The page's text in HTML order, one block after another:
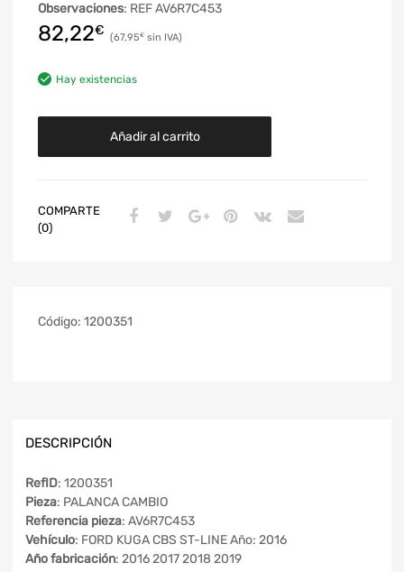
Observaciones: REF AV6R7C453
82,22€ 67,95€
Hay existencias
Añadir al carrito
COMPARTE
(0)
Código: 1200351
DESCRIPCIÓN
RefID: 1200351
Pieza: PALANCA CAMBIO
Referencia pieza: AV6R7C453
Vehículo: FORD KUGA CBS ST-LINE Año: 2016
Año fabricación: 2016 2017 2018 2019